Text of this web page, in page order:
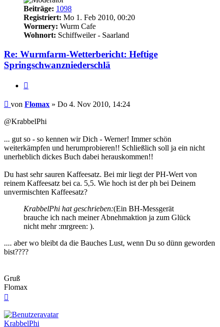
Beiträge: 1098
Registriert: Mo 1. Feb 2010, 00:20
Wormery: Wurm Cafe
Wohnort: Schiffweiler - Saarland
Re: Wurmfarm-Wetterbericht: Heftige
Springschwanzniederschlä
Beitrag
von Flomax » Do 4. Nov 2010, 14:24
@KrabbelPhi
... gut so - so kennen wir Dich - Werner! Immer schön
weiterkämpfen und herumprobieren!! Schließlich soll ja ein nicht
unerheblich dickes Buch dabei herauskommen!!
Du hast sehr sauren Kaffeesatz. Bei mir liegt der PH-Wert von
reinem Kaffeesatz bei ca. 5,5. Wie hoch ist der ph bei Deinem
unvermischten Kaffeesatz?
KrabbelPhi hat geschrieben:(Ein BH-Messgerät
brauche ich nach meiner Abnehmaktion ja zum Glück
nicht mehr :mrgreen: ).
.... aber wo bleibt da die Bauches Lust, wenn Du so dünn geworden
bist????
Gruß
Flomax
KrabbelPhi